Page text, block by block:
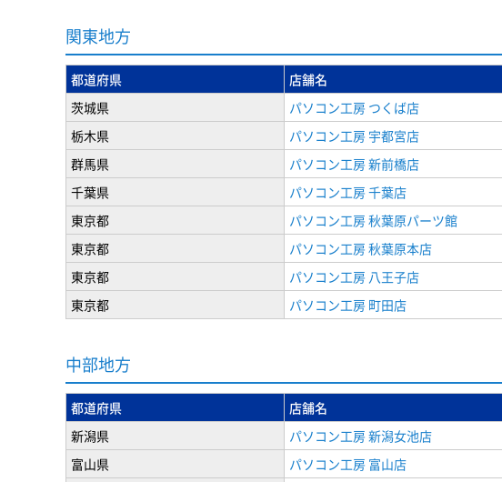
関東地方
都道府県 店舗名
茨城県
パソコン工房 つくば店
栃木県
パソコン工房 宇都宮店
群馬県
パソコン工房 新前橋店
千葉県
パソコン工房 千葉店
東京都
パソコン工房 秋葉原パーツ館
東京都
パソコン工房 秋葉原本店
東京都
パソコン工房 八王子店
東京都
パソコン工房 町田店
中部地方
都道府県 店舗名
新潟県
パソコン工房 新潟女池店
富山県
パソコン工房 富山店